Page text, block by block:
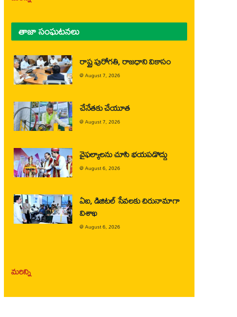
తాజా సంఘటనలు
రాష్ట్ర పురోగతి, రాజధాని వికాసం
@August 7, 2026
చేనేతకు చేయూత
@August 7, 2026
వైఫల్యాలను చూసి భయపడొద్దు
@August 6, 2026
ఏఐ, డిజిటల్ సేవలకు చిరునామాగా
విశాఖ
@August 6, 2026
మరిన్ని